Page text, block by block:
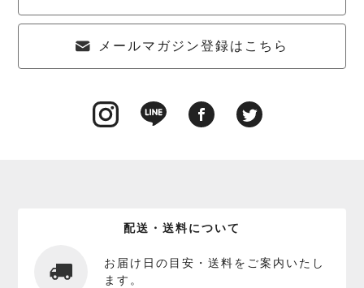
メールマガジン登録はこちら
配送・送料について
お届け日の目安・送料をご案内いたし
ます。